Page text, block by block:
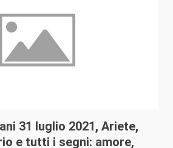
31 luglio 2021, Ariete,
e tutti i segni: amore,